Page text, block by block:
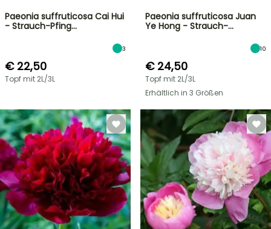
Paeonia suffruticosa Cai Hui
- Strauch-Pfing…
3
€ 22,50
Topf mit 2L/3L
Paeonia suffruticosa Juan
Ye Hong - Strauch-…
10
€ 24,50
Topf mit 2L/3L
Erhältlich in 3 Größen